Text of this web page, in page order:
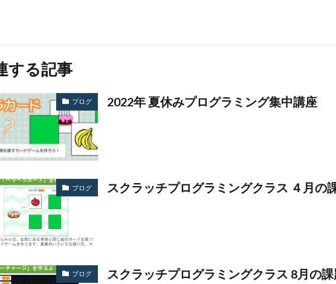
する記事
ブログ 2022年 夏休みプログラミング集中講座
ブログ スクラッチプログラミングクラス ４月の
ブログ スクラッチプログラミングクラス 8月の